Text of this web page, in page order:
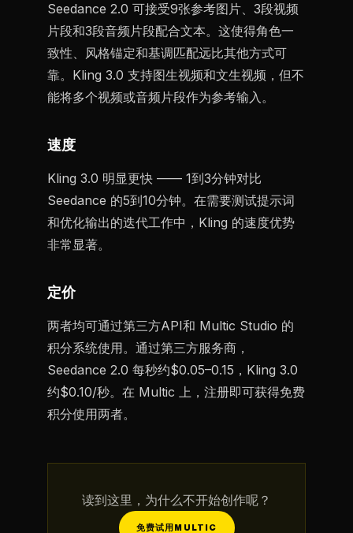
Seedance 2.0 可接受9张参考图片、3段视频
片段和3段音频片段配合文本。这使得角色一
致性、风格锚定和基调匹配远比其他方式可
靠。Kling 3.0 支持图生视频和文生视频，但不
能将多个视频或音频片段作为参考输入。
速度
Kling 3.0 明显更快 —— 1到3分钟对比
Seedance 的5到10分钟。在需要测试提示词
和优化输出的迭代工作中，Kling 的速度优势
非常显著。
定价
两者均可通过第三方API和 Multic Studio 的
积分系统使用。通过第三方服务商，
Seedance 2.0 每秒约$0.05–0.15，Kling 3.0
约$0.10/秒。在 Multic 上，注册即可获得免费
积分使用两者。
读到这里，为什么不开始创作呢？
免费试用MULTIC